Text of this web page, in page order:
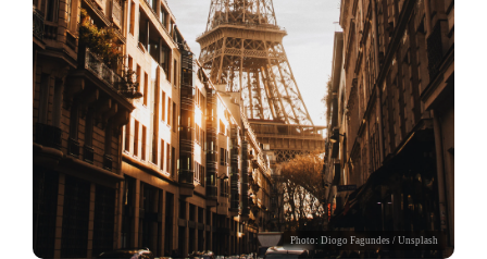
Photo: Diogo Fagundes / Unsplash